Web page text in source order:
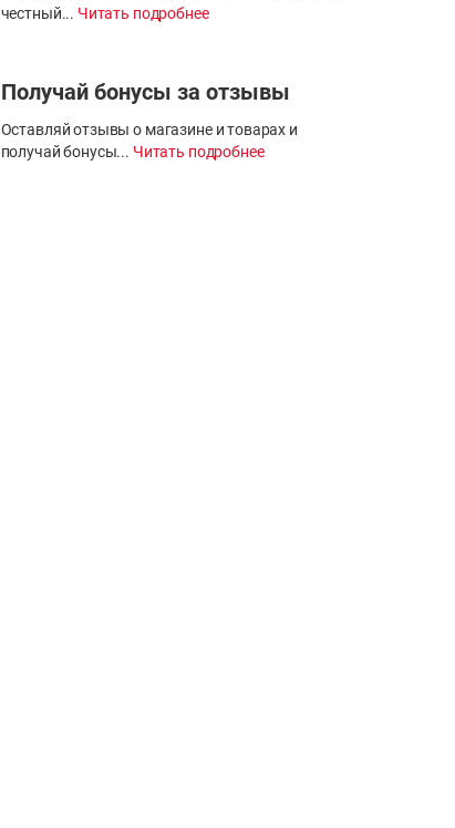
честный... Читать подробнее
Получай бонусы за отзывы
Оставляй отзывы о магазине и товарах и
получай бонусы... Читать подробнее